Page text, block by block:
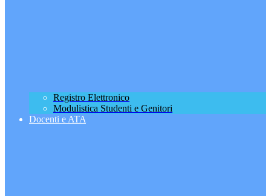
Registro Elettronico
Modulistica Studenti e Genitori
Docenti e ATA